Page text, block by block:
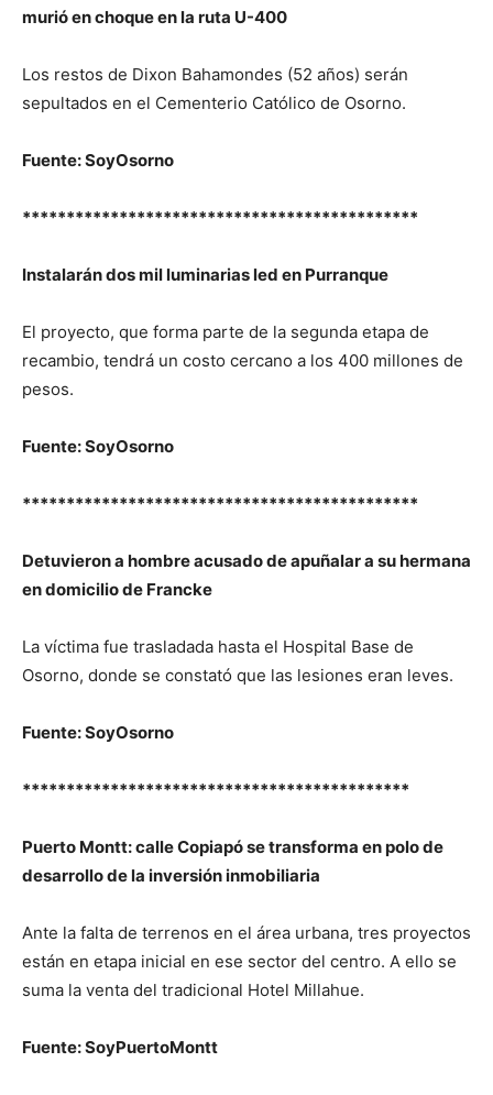
murió en choque en la ruta U-400
Los restos de Dixon Bahamondes (52 años) serán
sepultados en el Cementerio Católico de Osorno.
Fuente: SoyOsorno
*********************************************
Instalarán dos mil luminarias led en Purranque
El proyecto, que forma parte de la segunda etapa de
recambio, tendrá un costo cercano a los 400 millones de
pesos.
Fuente: SoyOsorno
*********************************************
Detuvieron a hombre acusado de apuñalar a su hermana
en domicilio de Francke
La víctima fue trasladada hasta el Hospital Base de
Osorno, donde se constató que las lesiones eran leves.
Fuente: SoyOsorno
********************************************
Puerto Montt: calle Copiapó se transforma en polo de
desarrollo de la inversión inmobiliaria
Ante la falta de terrenos en el área urbana, tres proyectos
están en etapa inicial en ese sector del centro. A ello se
suma la venta del tradicional Hotel Millahue.
Fuente: SoyPuertoMontt